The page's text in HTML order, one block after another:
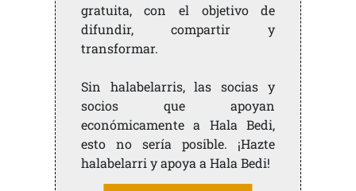
gratuita, con el objetivo de
difundir, compartir y
transformar.
Sin halabelarris, las socias y
socios que apoyan
económicamente a Hala Bedi,
esto no sería posible. ¡Hazte
halabelarri y apoya a Hala Bedi!